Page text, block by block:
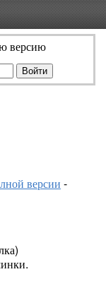
версию
версии -